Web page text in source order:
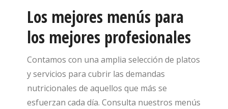
Los mejores menús para
los mejores profesionales
Contamos con una amplia selección de platos
y servicios para cubrir las demandas
nutricionales de aquellos que más se
esfuerzan cada día. Consulta nuestros menús